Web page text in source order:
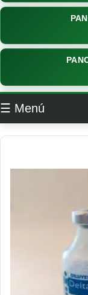
☰ Menú